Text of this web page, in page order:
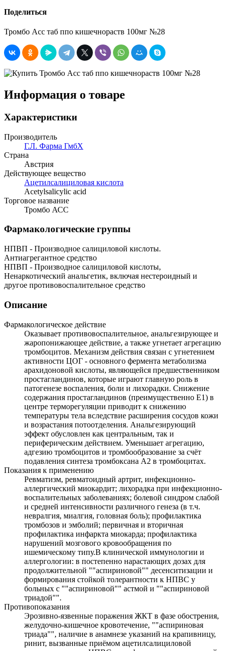
Поделиться
Тромбо Асс таб ппо кишечнораств 100мг №28
Информация о товаре
Характеристики
Производитель
Г.Л. Фарма ГмбХ
Страна
Австрия
Действующее вещество
Ацетилсалициловая кислота
Acetylsalicylic acid
Торговое название
Тромбо АСС
Фармакологические группы
НПВП - Производное салициловой кислоты.
Антиагрегантное средство
НПВП - Производное салициловой кислоты,
Ненаркотический анальгетик, включая нестероидный и
другое противовоспалительное средство
Описание
Фармакологическое действие
Оказывает противовоспалительное, анальгезирующее и
жаропонижающее действие, а также угнетает агрегацию
тромбоцитов. Механизм действия связан с угнетением
активности ЦОГ - основного фермента метаболизма
арахидоновой кислоты, являющейся предшественником
простагландинов, которые играют главную роль в
патогенезе воспаления, боли и лихорадки. Снижение
содержания простагландинов (преимущественно Е1) в
центре терморегуляции приводит к снижению
температуры тела вследствие расширения сосудов кожи
и возрастания потоотделения. Анальгезирующий
эффект обусловлен как центральным, так и
периферическим действием. Уменьшает агрегацию,
адгезию тромбоцитов и тромбообразование за счёт
подавления синтеза тромбоксана А2 в тромбоцитах.
Показания к применению
Ревматизм, ревматоидный артрит, инфекционно-
аллергический миокардит; лихорадка при инфекционно-
воспалительных заболеваниях; болевой синдром слабой
и средней интенсивности различного генеза (в т.ч.
невралгия, миалгия, головная боль); профилактика
тромбозов и эмболий; первичная и вторичная
профилактика инфаркта миокарда; профилактика
нарушений мозгового кровообращения по
ишемическому типу.В клинической иммунологии и
аллергологии: в постепенно нарастающих дозах для
продолжительной ""аспириновой"" десенситизации и
формирования стойкой толерантности к НПВС у
больных с ""аспириновой"" астмой и ""аспириновой
триадой"".
Противопоказания
Эрозивно-язвенные поражения ЖКТ в фазе обострения,
желудочно-кишечное кровотечение, ""аспириновая
триада"", наличие в анамнезе указаний на крапивницу,
ринит, вызванные приёмом ацетилсалициловой